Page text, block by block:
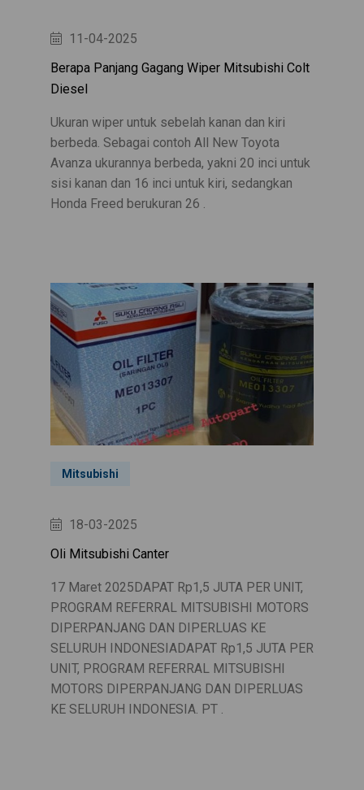
11-04-2025
Berapa Panjang Gagang Wiper Mitsubishi Colt
Diesel
Ukuran wiper untuk sebelah kanan dan kiri
berbeda. Sebagai contoh All New Toyota
Avanza ukurannya berbeda, yakni 20 inci untuk
sisi kanan dan 16 inci untuk kiri, sedangkan
Honda Freed berukuran 26 .
Mitsubishi
18-03-2025
Oli Mitsubishi Canter
17 Maret 2025DAPAT Rp1,5 JUTA PER UNIT,
PROGRAM REFERRAL MITSUBISHI MOTORS
DIPERPANJANG DAN DIPERLUAS KE
SELURUH INDONESIADAPAT Rp1,5 JUTA PER
UNIT, PROGRAM REFERRAL MITSUBISHI
MOTORS DIPERPANJANG DAN DIPERLUAS
KE SELURUH INDONESIA. PT .